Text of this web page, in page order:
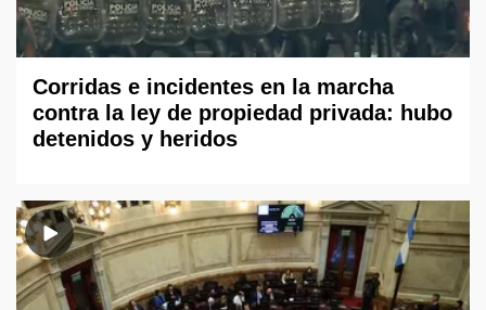
Corridas e incidentes en la marcha
contra la ley de propiedad privada: hubo
detenidos y heridos